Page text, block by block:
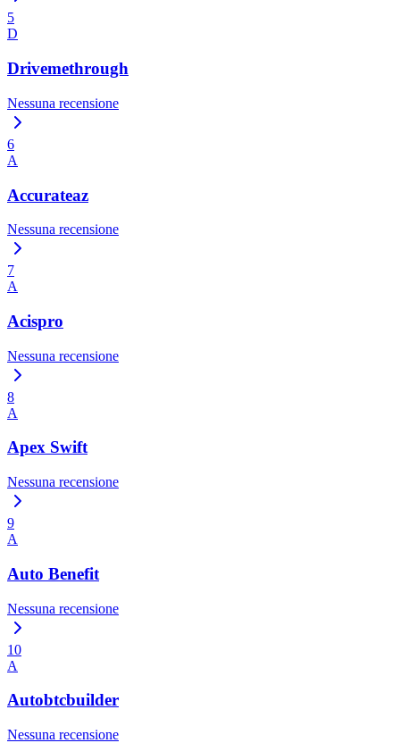
5
D
Drivemethrough
Nessuna recensione
6
A
Accurateaz
Nessuna recensione
7
A
Acispro
Nessuna recensione
8
A
Apex Swift
Nessuna recensione
9
A
Auto Benefit
Nessuna recensione
10
A
Autobtcbuilder
Nessuna recensione